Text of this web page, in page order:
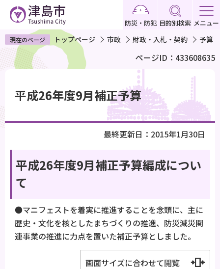
ペ
ー
ジ
で
す
防災・防犯 目的別検索 メニュー
現在のページ トップページ 市政 財政・入札・契約 予算
ページID：433608635
平成26年度9月補正予算
最終更新日：2015年1月30日
平成26年度9月補正予算編成につい
て
●マニフェストを着実に推進することを念頭に、主に
歴史・文化を核としたまちづくりの推進、防災減災関
連事業の推進に力点を置いた補正予算としました。
画面サイズに合わせて閲覧